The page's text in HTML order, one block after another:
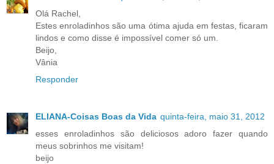
Olá Rachel,
Estes enroladinhos são uma ótima ajuda em festas, ficaram
lindos e como disse é impossível comer só um.
Beijo,
Vânia
Responder
ELIANA-Coisas Boas da Vida quinta-feira, maio 31, 2012
esses enroladinhos são deliciosos adoro fazer quando
meus sobrinhos me visitam!
beijo